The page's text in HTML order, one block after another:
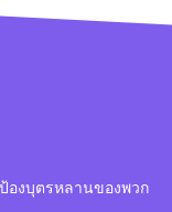
องบุตรหลานของพวก